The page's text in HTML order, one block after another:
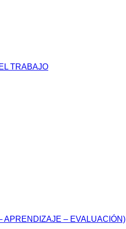
TRABAJO
APRENDIZAJE – EVALUACIÓN)